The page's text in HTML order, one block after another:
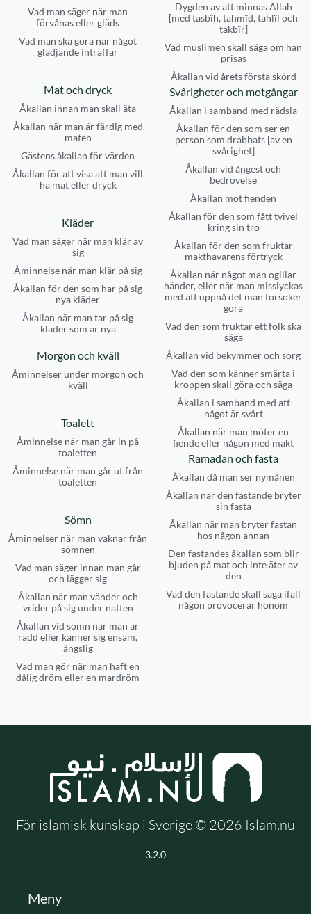
Dygden av att minnas Allah
[med tasbîh, tahmîd, tahlîl och
takbîr]
Vad muslimen skall säga om han
prisas
Åkallan vid årets första skörd
Vad man säger när man
förvånas eller gläds
Vad man ska göra när något
glädjande inträffar
Mat och dryck
Åkallan innan man skall äta
Åkallan när man är färdig med
maten
Gästens åkallan för värden
Åkallan för att visa att man vill
ha mat eller dryck
Svårigheter och motgångar
Åkallan i samband med rädsla
Åkallan för den som ser en
person som drabbats [av en
svårighet]
Åkallan vid ångest och
bedrövelse
Åkallan mot fienden
Åkallan för den som fått tvivel
kring sin tro
Åkallan för den som fruktar
makthavarens förtryck
Åkallan när något man ogillar
händer, eller när man misslyckas
med att uppnå det man försöker
göra
Vad den som fruktar ett folk ska
säga
Åkallan vid bekymmer och sorg
Vad den som känner smärta i
kroppen skall göra och säga
Åkallan i samband med att
något är svårt
Åkallan när man möter en
fiende eller någon med makt
Kläder
Vad man säger när man klär av
sig
Åminnelse när man klär på sig
Åkallan för den som har på sig
nya kläder
Åkallan när man tar på sig
kläder som är nya
Morgon och kväll
Åminnelser under morgon och
kväll
Toalett
Åminnelse när man går in på
toaletten
Åminnelse när man går ut från
toaletten
Ramadan och fasta
Åkallan då man ser nymånen
Åkallan när den fastande bryter
sin fasta
Åkallan när man bryter fastan
hos någon annan
Den fastandes åkallan som blir
bjuden på mat och inte äter av
den
Vad den fastande skall säga ifall
någon provocerar honom
Sömn
Åminnelser när man vaknar från
sömnen
Vad man säger innan man går
och lägger sig
Åkallan när man vänder och
vrider på sig under natten
Åkallan vid sömn när man är
rädd eller känner sig ensam,
ängslig
Vad man gör när man haft en
dålig dröm eller en mardröm
För islamisk kunskap i Sverige © 2026 Islam.nu
3.2.0
Meny